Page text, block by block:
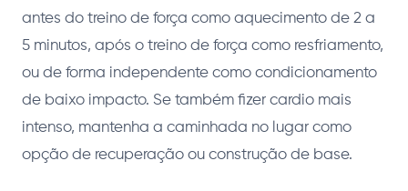
antes do treino de força como aquecimento de 2 a
5 minutos, após o treino de força como resfriamento,
ou de forma independente como condicionamento
de baixo impacto. Se também fizer cardio mais
intenso, mantenha a caminhada no lugar como
opção de recuperação ou construção de base.